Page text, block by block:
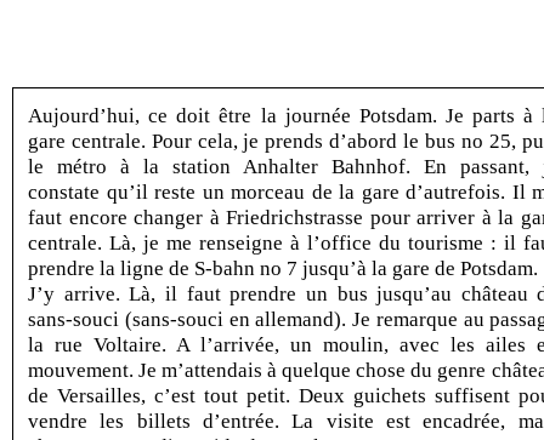
Aujourd’hui, ce doit être la journée Potsdam. Je parts à
gare centrale. Pour cela, je prends d’abord le bus no 25,
le métro à la station Anhalter Bahnhof. En passant,
constate qu’il reste un morceau de la gare d’autrefois. Il
faut encore changer à Friedrichstrasse pour arriver à la
centrale. Là, je me renseigne à l’office du tourisme : il
prendre la ligne de S-bahn no 7 jusqu’à la gare de Potsdam.
J’y arrive. Là, il faut prendre un bus jusqu’au château
sans-souci (sans-souci en allemand). Je remarque au
la rue Voltaire. A l’arrivée, un moulin, avec les ailes
mouvement. Je m’attendais à quelque chose du genre
de Versailles, c’est tout petit. Deux guichets suffisent
vendre les billets d’entrée. La visite est encadrée,